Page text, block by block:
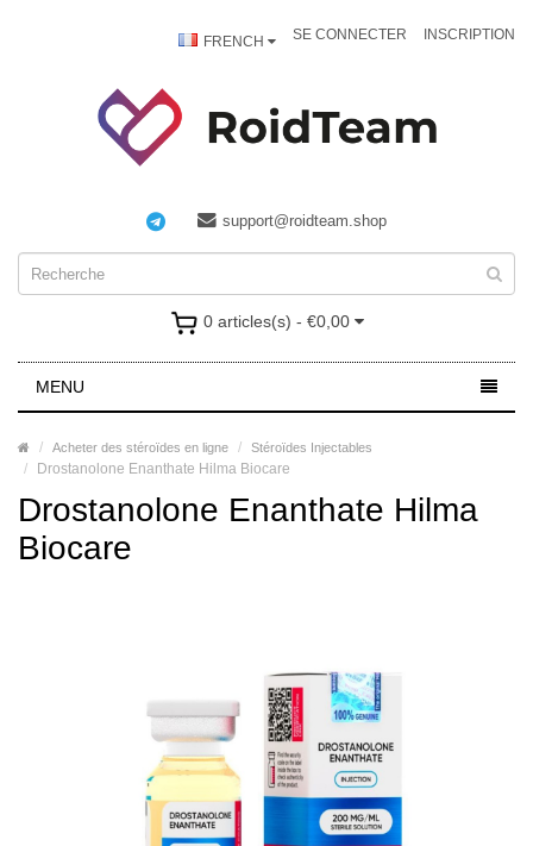
FRENCH SE CONNECTER INSCRIPTION
support@roidteam.shop
0 articles(s) - €0,00
MENU
Acheter des stéroïdes en ligne Stéroïdes Injectables
Drostanolone Enanthate Hilma Biocare
Drostanolone Enanthate Hilma
Biocare